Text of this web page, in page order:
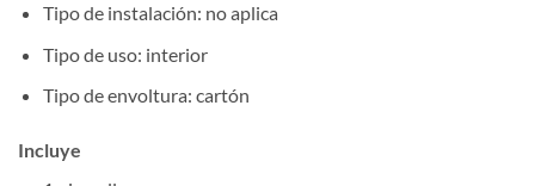
Tipo de instalación: no aplica
Tipo de uso: interior
Tipo de envoltura: cartón
Incluye